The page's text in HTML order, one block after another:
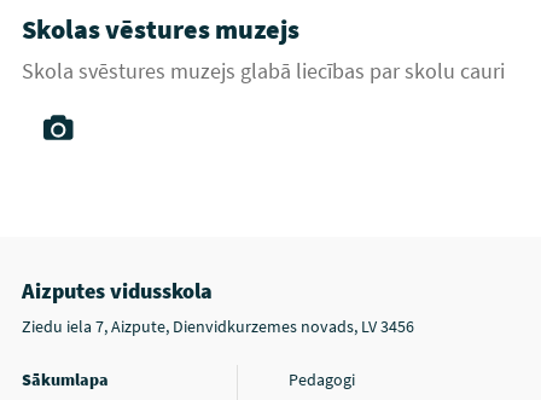
Skolas vēstures muzejs
Skola svēstures muzejs glabā liecības par skolu cauri
Aizputes vidusskola
Ziedu iela 7, Aizpute, Dienvidkurzemes novads, LV 3456
Sākumlapa Pedagogi